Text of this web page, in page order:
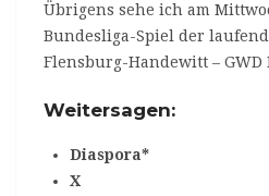
Übrigens sehe ich am
Bundesliga-Spiel der
Flensburg-Handewitt – GWD
Weitersagen:
Diaspora*
X